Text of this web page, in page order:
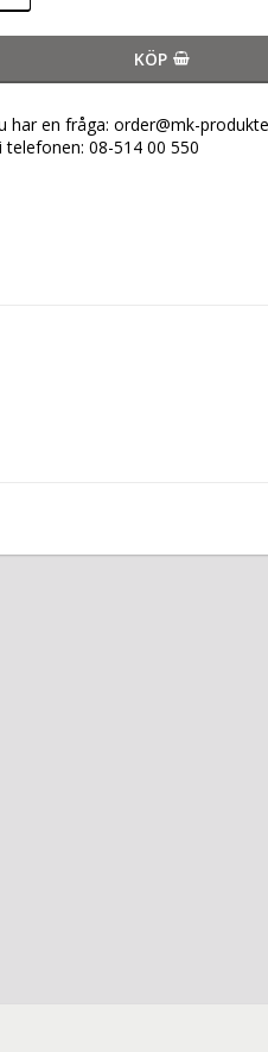
KÖP
har en fråga: order@mk-
telefonen: 08-514 00 550